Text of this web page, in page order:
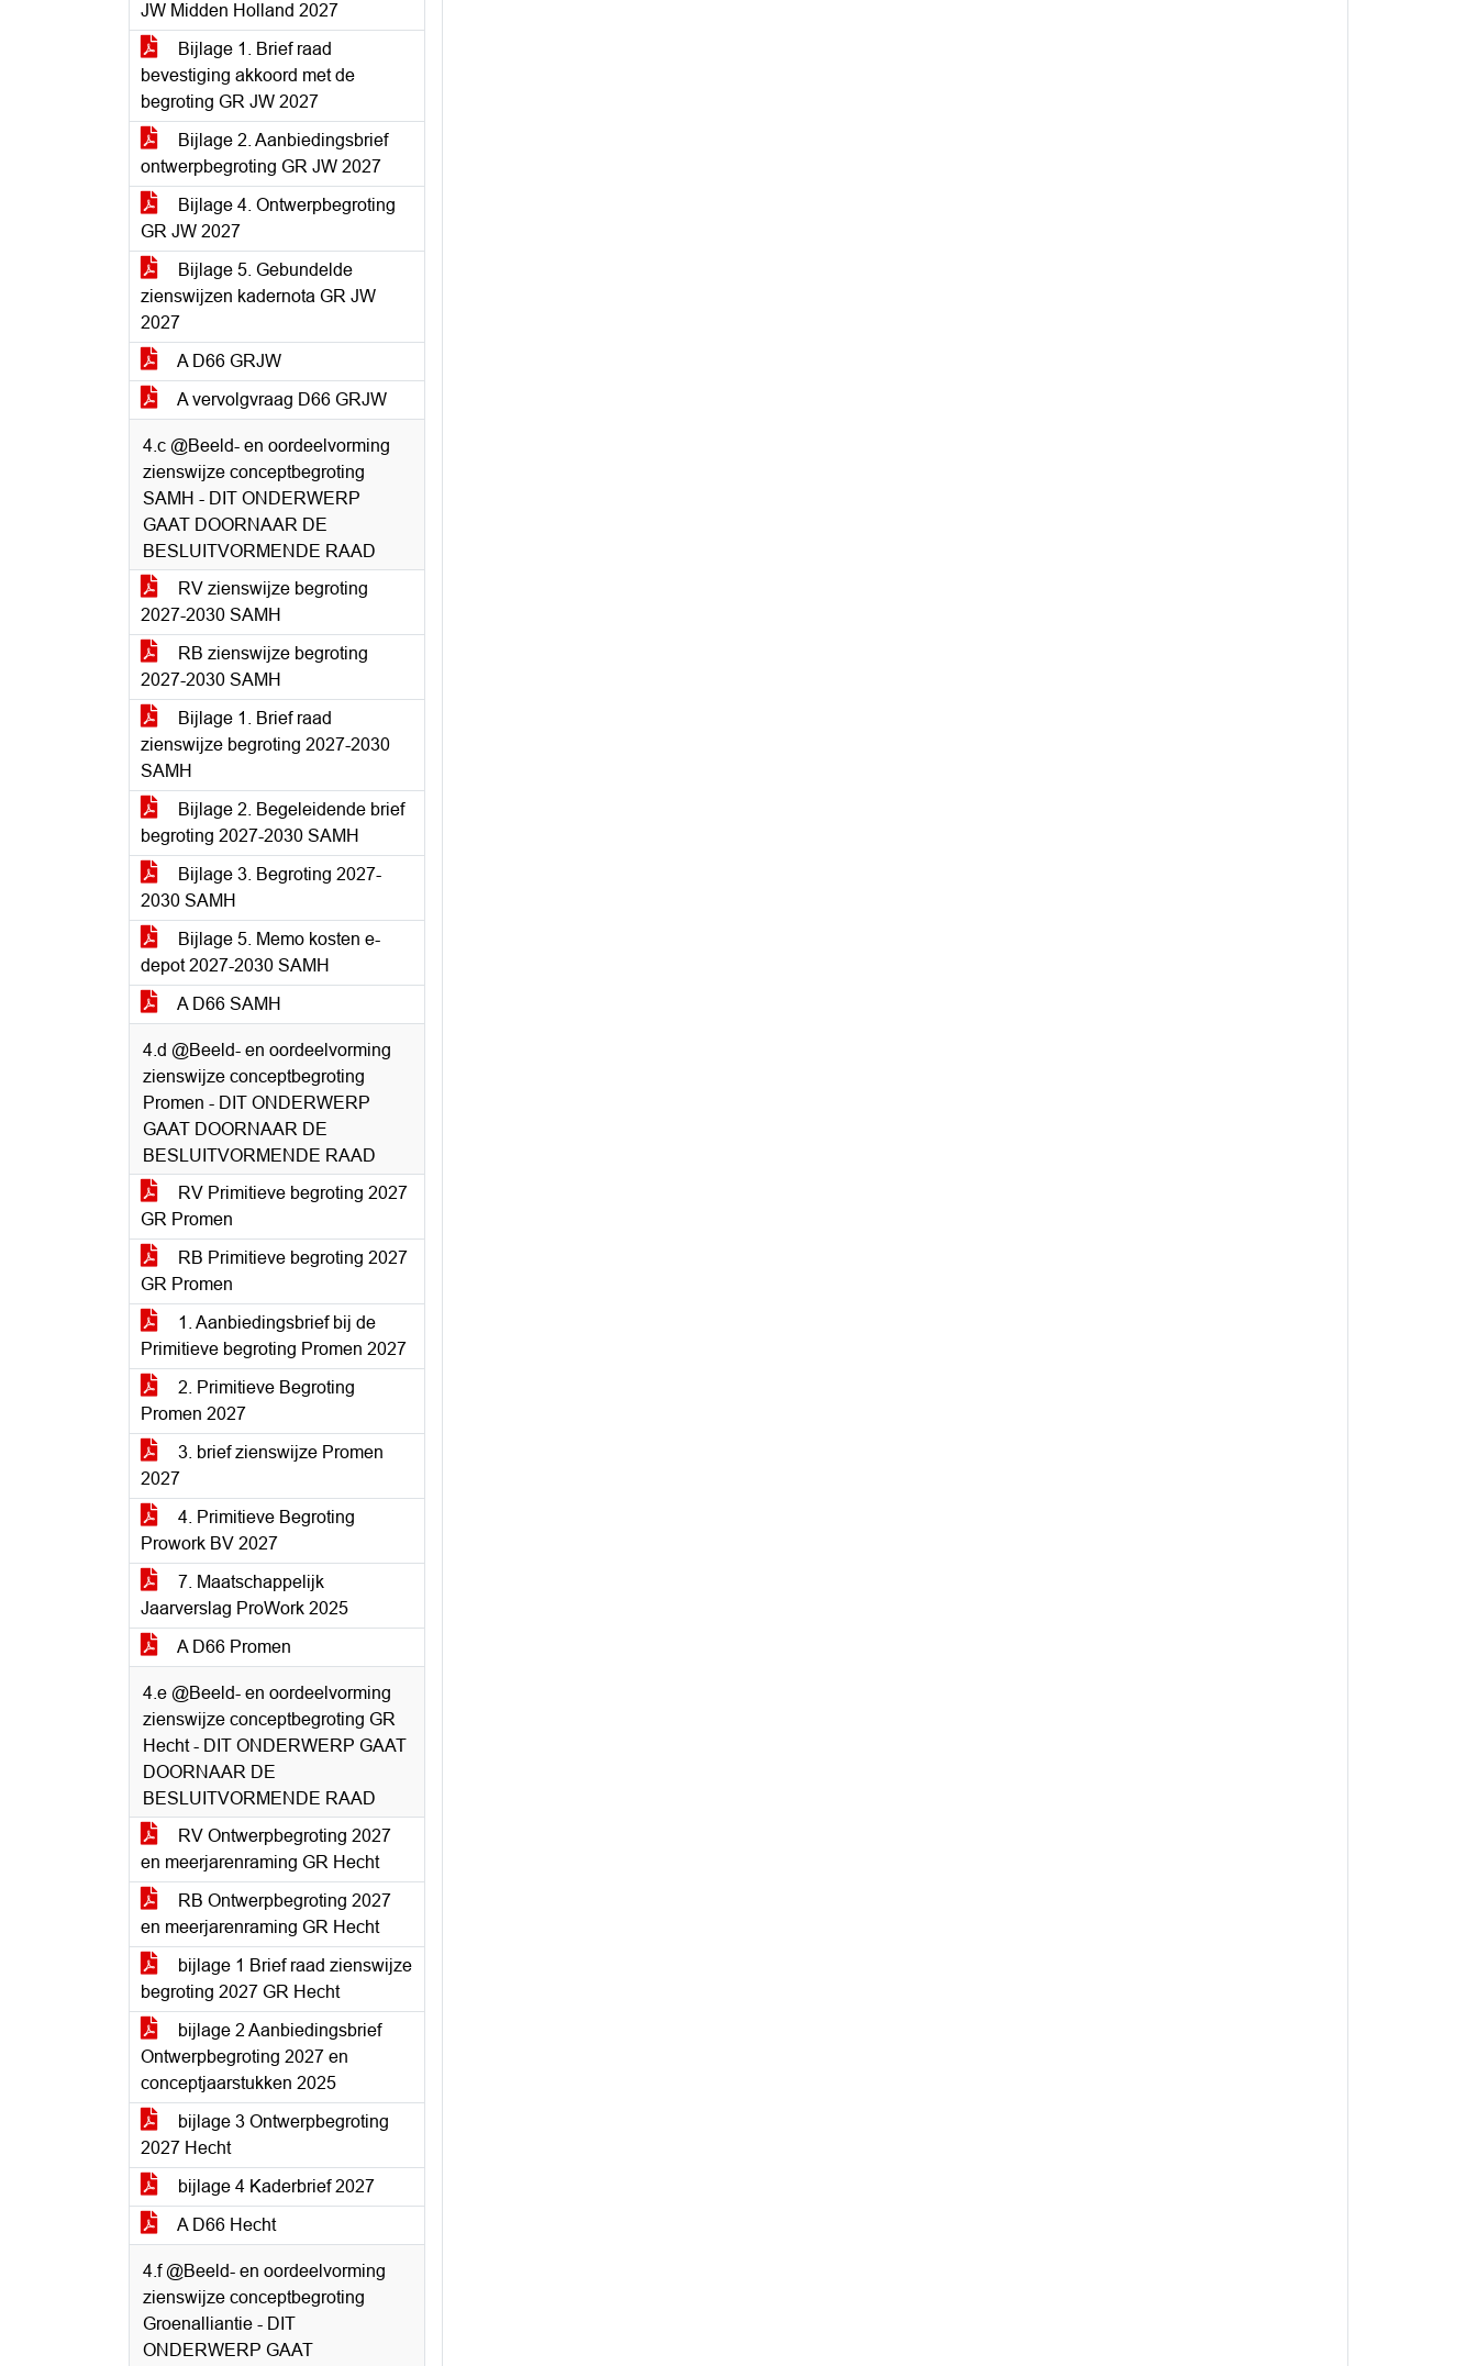
JW Midden Holland 2027
Bijlage 1. Brief raad
bevestiging akkoord met de
begroting GR JW 2027
Bijlage 2. Aanbiedingsbrief
ontwerpbegroting GR JW 2027
Bijlage 4. Ontwerpbegroting
GR JW 2027
Bijlage 5. Gebundelde
zienswijzen kadernota GR JW
2027
A D66 GRJW
A vervolgvraag D66 GRJW
4.c @Beeld- en oordeelvorming
zienswijze conceptbegroting
SAMH - DIT ONDERWERP
GAAT DOORNAAR DE
BESLUITVORMENDE RAAD
RV zienswijze begroting
2027-2030 SAMH
RB zienswijze begroting
2027-2030 SAMH
Bijlage 1. Brief raad
zienswijze begroting 2027-2030
SAMH
Bijlage 2. Begeleidende brief
begroting 2027-2030 SAMH
Bijlage 3. Begroting 2027-
2030 SAMH
Bijlage 5. Memo kosten e-
depot 2027-2030 SAMH
A D66 SAMH
4.d @Beeld- en oordeelvorming
zienswijze conceptbegroting
Promen - DIT ONDERWERP
GAAT DOORNAAR DE
BESLUITVORMENDE RAAD
RV Primitieve begroting 2027
GR Promen
RB Primitieve begroting 2027
GR Promen
1. Aanbiedingsbrief bij de
Primitieve begroting Promen 2027
2. Primitieve Begroting
Promen 2027
3. brief zienswijze Promen
2027
4. Primitieve Begroting
Prowork BV 2027
7. Maatschappelijk
Jaarverslag ProWork 2025
A D66 Promen
4.e @Beeld- en oordeelvorming
zienswijze conceptbegroting GR
Hecht - DIT ONDERWERP GAAT
DOORNAAR DE
BESLUITVORMENDE RAAD
RV Ontwerpbegroting 2027
en meerjarenraming GR Hecht
RB Ontwerpbegroting 2027
en meerjarenraming GR Hecht
bijlage 1 Brief raad zienswijze
begroting 2027 GR Hecht
bijlage 2 Aanbiedingsbrief
Ontwerpbegroting 2027 en
conceptjaarstukken 2025
bijlage 3 Ontwerpbegroting
2027 Hecht
bijlage 4 Kaderbrief 2027
A D66 Hecht
4.f @Beeld- en oordeelvorming
zienswijze conceptbegroting
Groenalliantie - DIT
ONDERWERP GAAT